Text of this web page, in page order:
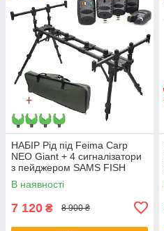
НАБІР Рід під Feima Carp
NEO Giant + 4 сигналізатори
з пейджером SAMS FISH
трансформер на 4 вудлища
В наявності
7 120 ₴ 8 900 ₴